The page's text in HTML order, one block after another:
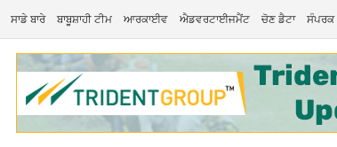
ਸਾਡੇ ਬਾਰੇ ਬਾਬੂਸ਼ਾਹੀ ਟੀਮ ਆਰਕਾਈਵ ਐਡਵਰਟਾਈਜਮੈਂਟ ਚੋਣ ਡੈਟਾ ਸੰਪਰਕ